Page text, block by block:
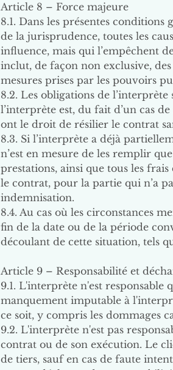
Article 8 – Force majeure
8.1. Dans les présentes
de la jurisprudence, toutes les
influence, mais qui l’empêchent
inclut, de façon non exclusive, des
mesures prises par les pouvoirs
8.2. Les obligations de
l’interprète est, du fait d’un cas
ont le droit de résilier le contrat
8.3. Si l’interprète a déjà
n’est en mesure de les remplir
prestations, ainsi que tous les
le contrat, pour la partie qui n’a
indemnisation.
8.4. Au cas où les circonstances
fin de la date ou de la période
découlant de cette situation, tels
Article 9 – Responsabilité et
9.1. L'interprète n'est responsable
manquement imputable à
ce soit, y compris les dommages
9.2. L'interprète n'est pas
contrat ou de son exécution. Le
de tiers, sauf en cas de faute